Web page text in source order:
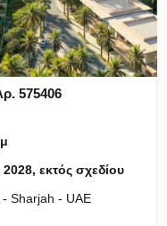
575406
2028, εκτός σχεδίου
Sharjah - UAE